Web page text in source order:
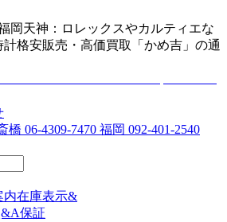
岡天神：ロレックスやカルティエな
格安販売・高価買取「かめ吉」の通
橋 06-4309-7470 福岡 092-401-2540
内在庫表示&
保証